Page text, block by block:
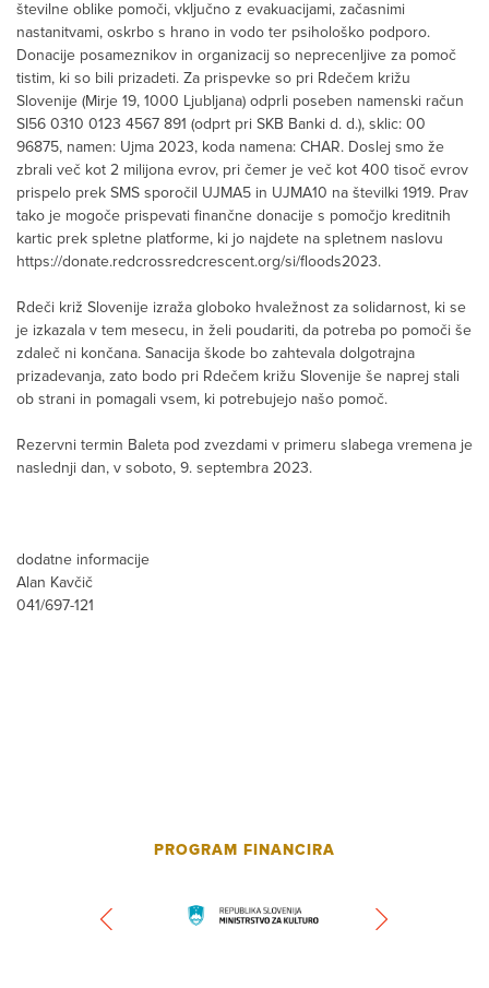
številne oblike pomoči, vključno z evakuacijami, začasnimi
nastanitvami, oskrbo s hrano in vodo ter psihološko podporo.
Donacije posameznikov in organizacij so neprecenljive za pomoč
tistim, ki so bili prizadeti. Za prispevke so pri Rdečem križu
Slovenije (Mirje 19, 1000 Ljubljana) odprli poseben namenski račun
SI56 0310 0123 4567 891 (odprt pri SKB Banki d. d.), sklic: 00
96875, namen: Ujma 2023, koda namena: CHAR. Doslej smo že
zbrali več kot 2 milijona evrov, pri čemer je več kot 400 tisoč evrov
prispelo prek SMS sporočil UJMA5 in UJMA10 na številki 1919. Prav
tako je mogoče prispevati finančne donacije s pomočjo kreditnih
kartic prek spletne platforme, ki jo najdete na spletnem naslovu
https://donate.redcrossredcrescent.org/si/floods2023.
Rdeči križ Slovenije izraža globoko hvaležnost za solidarnost, ki se
je izkazala v tem mesecu, in želi poudariti, da potreba po pomoči še
zdaleč ni končana. Sanacija škode bo zahtevala dolgotrajna
prizadevanja, zato bodo pri Rdečem križu Slovenije še naprej stali
ob strani in pomagali vsem, ki potrebujejo našo pomoč.
Rezervni termin Baleta pod zvezdami v primeru slabega vremena je
naslednji dan, v soboto, 9. septembra 2023.
dodatne informacije
Alan Kavčič
041/697-121
PROGRAM FINANCIRA